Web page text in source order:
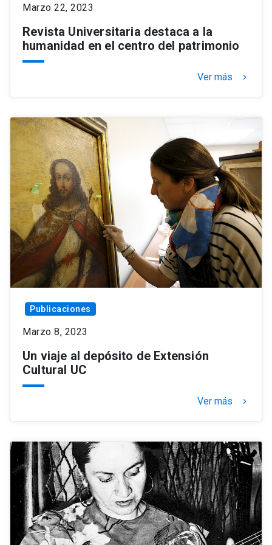
Marzo 22, 2023
Revista Universitaria destaca a la
humanidad en el centro del patrimonio
Ver más keyboard_arrow_right
Publicaciones
Marzo 8, 2023
Un viaje al depósito de Extensión
Cultural UC
Ver más keyboard_arrow_right